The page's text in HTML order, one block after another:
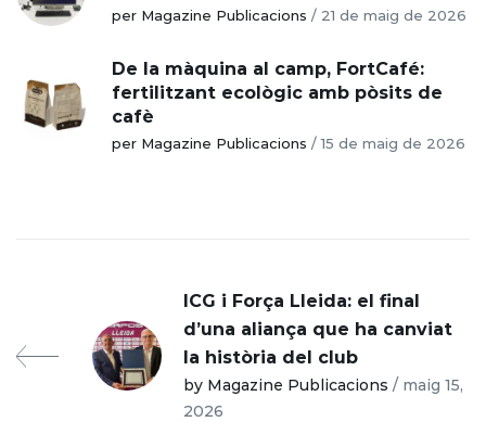
per Magazine Publicacions / 21 de maig de 2026
De la màquina al camp, FortCafé:
fertilitzant ecològic amb pòsits de
cafè
per Magazine Publicacions /15 de maig de 2026
ICG i Força Lleida: el final
d’una aliança que ha canviat
la història del club
by Magazine Publicacions / maig 15,
2026